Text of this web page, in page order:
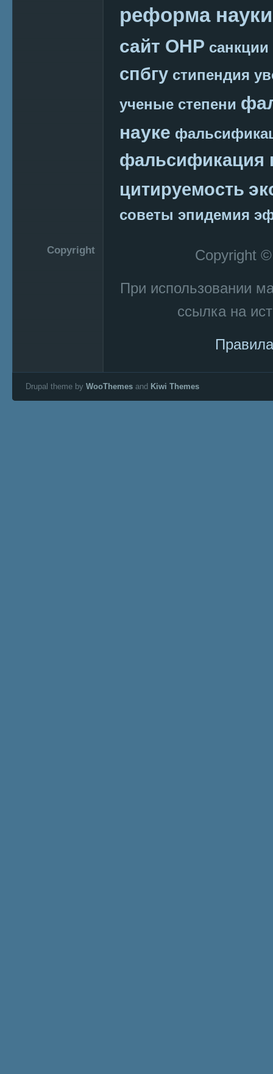
реформа науки
сайт ОНР санкции
спбгу стипендия
ученые степени
науке
фальсификация
цитируемость
советы эпидемия
Copyright
Copyright
При использовании
ссылка на
Drupal theme by WooThemes and Kiwi Themes